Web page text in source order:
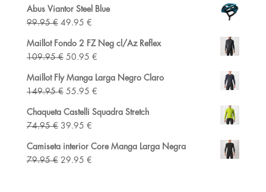
Abus Viantor Steel Blue
99.95 € El
99.95 €.
49.95 €El
actual
49.95 €.
Maillot Fondo 2 FZ Neg cl/Az Reflex
109.95 € El
original
109.95 €.
50.95 €El
actual
50.95 €.
Maillot Fly Manga Larga Negro Claro
149.95 € El
149.95 €.
55.95 €El
actual
55.95 €.
Chaqueta Castelli Squadra Stretch
74.95 € El
39.95 €El
Camiseta interior Core Manga Larga Negra
79.95 € El
29.95 €El